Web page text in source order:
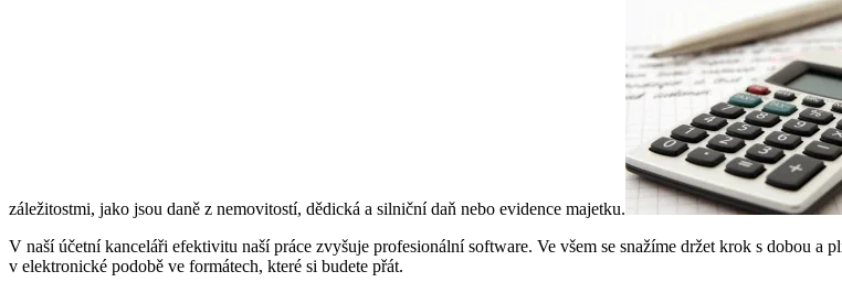
záležitostmi, jako jsou daně z nemovitostí, dědická a silniční daň nebo evidence majetku.
V naší účetní kanceláři efektivitu naší práce zvyšuje profesionální software. Ve všem se snažíme držet krok s dobou
v elektronické podobě ve formátech, které si budete přát.